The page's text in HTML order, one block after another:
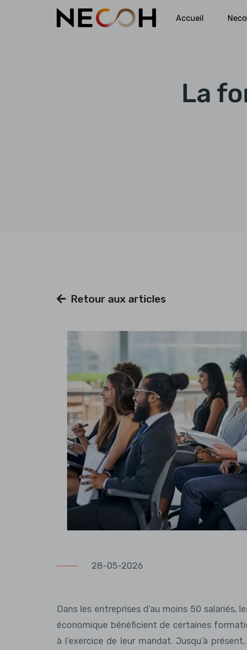
Accueil
La
Retour aux articles
28-05-2026
Dans les entreprises d’au moins 50 salariés,
économique bénéficient de certaines
à l’exercice de leur mandat. Jusqu’à